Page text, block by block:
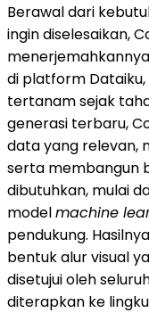
Berawal dari
ingin diselesaikan,
di platform
tertanam sejak
generasi terbaru,
data yang relevan,
serta membangun
dibutuhkan, mulai
modelmachine
pendukung.
bentuk alur visual
disetujui oleh
diterapkan ke